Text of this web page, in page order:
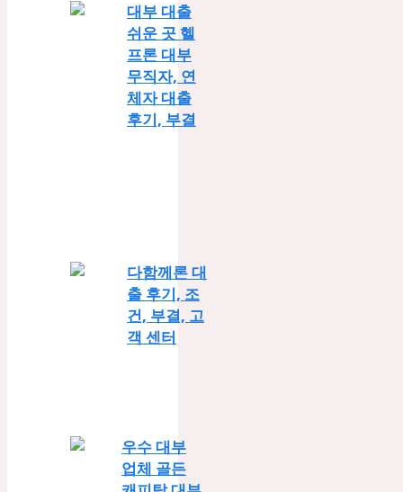
대부 대출
쉬운 곳 헬
프론 대부
무직자, 연
체자 대출
후기, 부결
다함께론 대
출 후기, 조
건, 부결, 고
객 센터
우수 대부
업체 골든